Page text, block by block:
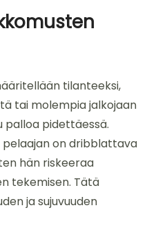
tilanteeksi,
tai molempia jalkojaan
palloa pidettäessä.
pelaajan on dribblattava
hän riskeeraa
tekemisen. Tätä
ja sujuvuuden